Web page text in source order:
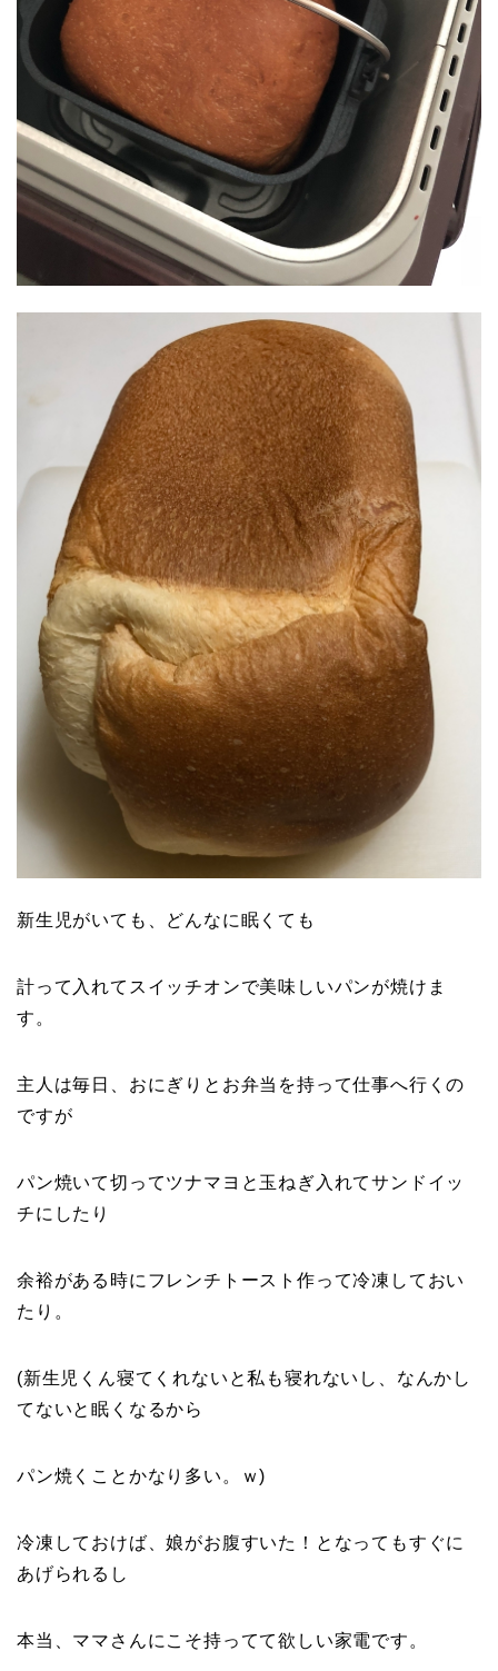
新生児がいても、どんなに眠くても
計って入れてスイッチオンで美味しいパンが焼けま
す。
主人は毎日、おにぎりとお弁当を持って仕事へ行くの
ですが
パン焼いて切ってツナマヨと玉ねぎ入れてサンドイッ
チにしたり
余裕がある時にフレンチトースト作って冷凍しておい
たり。
(新生児くん寝てくれないと私も寝れないし、なんかし
てないと眠くなるから
パン焼くことかなり多い。ｗ)
冷凍しておけば、娘がお腹すいた！となってもすぐに
あげられるし
本当、ママさんにこそ持ってて欲しい家電です。